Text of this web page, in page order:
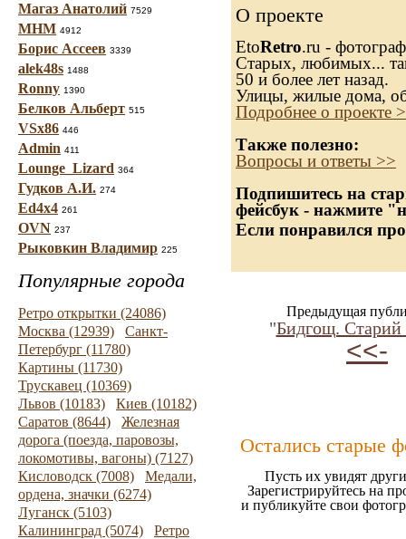
Магаз Анатолий 7529
МНМ 4912
Борис Ассеев 3339
alek48s 1488
Ronny 1390
Белков Альберт 515
VSx86 446
Admin 411
Lounge_Lizard 364
Гудков А.И. 274
Ed4x4 261
OVN 237
Рыковкин Владимир 225
Популярные города
Ретро открытки (24086)
Москва (12939)
Санкт-
Петербург (11780)
Картины (11730)
Трускавец (10369)
Львов (10183)
Киев (10182)
Саратов (8644)
Железная
дорога (поезда, паровозы,
локомотивы, вагоны) (7127)
Кисловодск (7008)
Медали,
ордена, значки (6274)
Луганск (5103)
Калининград (5074)
Ретро
О проекте
EtoRetro.ru -
Старых, любимых...
50 и более лет назад.
Улицы, жилые дома,
Подробнее о проекте
Также полезно:
Вопросы и ответы >>
Подпишитесь на
фейсбук - нажмите
Если понравился
Предыдущая
"Бидгощ. Старий
<<-
Остались старые
Пусть их увидят
Зарегистрируйтесь на
и публикуйте свои